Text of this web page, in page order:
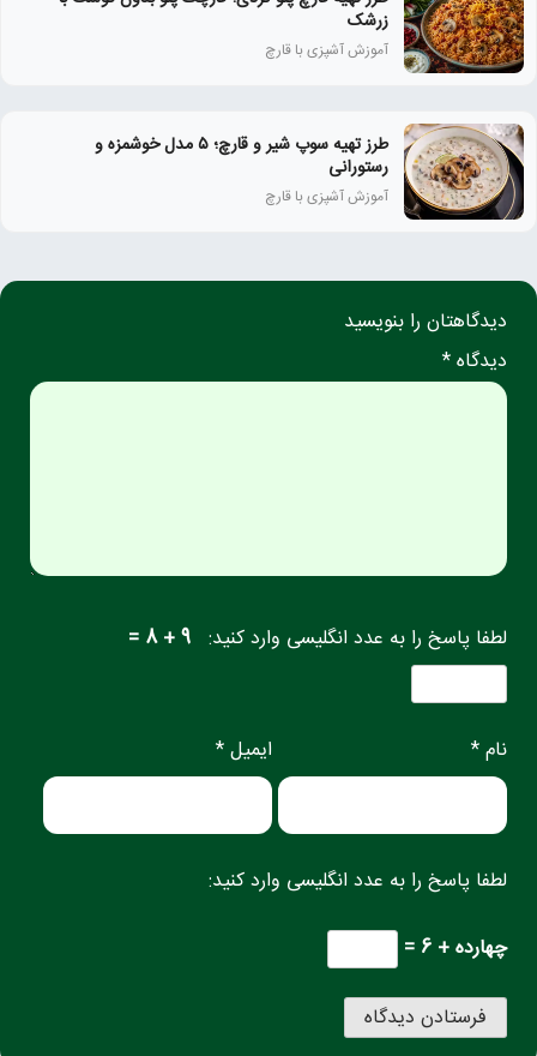
زرشک
آموزش آشپزی با قارچ
طرز تهیه سوپ شیر و قارچ؛ ۵ مدل خوشمزه و
رستورانی
آموزش آشپزی با قارچ
دیدگاهتان را بنویسید
دیدگاه *
لطفا پاسخ را به عدد انگلیسی وارد کنید: 9 + 8 =
نام * ایمیل *
لطفا پاسخ را به عدد انگلیسی وارد کنید:
چهارده + 6 =